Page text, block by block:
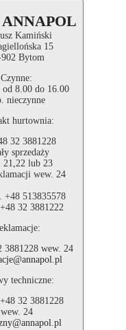
ANNAPOL
Kamiński
15
Bytom
Czynne:
8.00 do 16.00
nieczynne
hurtownia:
32 3881228
sprzedaży
21,22 lub 23
wew. 24
+48 513835578
32 3881222
3881228 wew. 24
techniczne:
32 3881228
wew. 24